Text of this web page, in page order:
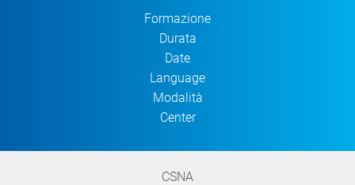
Formazione
Durata
Date
Language
Modalità
Center
CSNA